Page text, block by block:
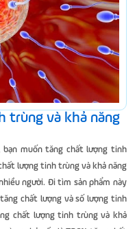
trùng và khả năng
bạn muốn tăng chất lượng tinh
lượng tinh trùng và khả năng
người. Đi tìm sản phẩm này
chất lượng và số lượng tinh
chất lượng tinh trùng và khả